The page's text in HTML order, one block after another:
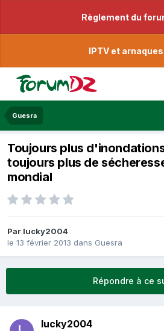
Règlement du
IPTV et arnaques
Guesra
Toujours plus
toujours plus de
mondial
Par lucky2004
le 13 février 2013 dans Guesra
Répondre à ce
lucky2004